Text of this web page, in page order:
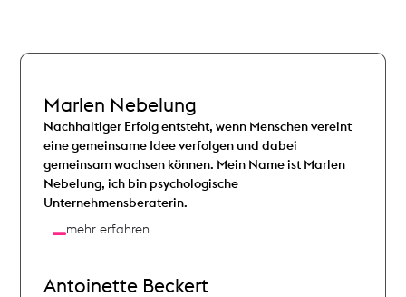
Marlen Nebelung
Nachhaltiger Erfolg entsteht, wenn Menschen vereint
eine gemeinsame Idee verfolgen und dabei
gemeinsam wachsen können. Mein Name ist Marlen
Nebelung, ich bin psychologische
Unternehmensberaterin.
mehr erfahren
Antoinette Beckert